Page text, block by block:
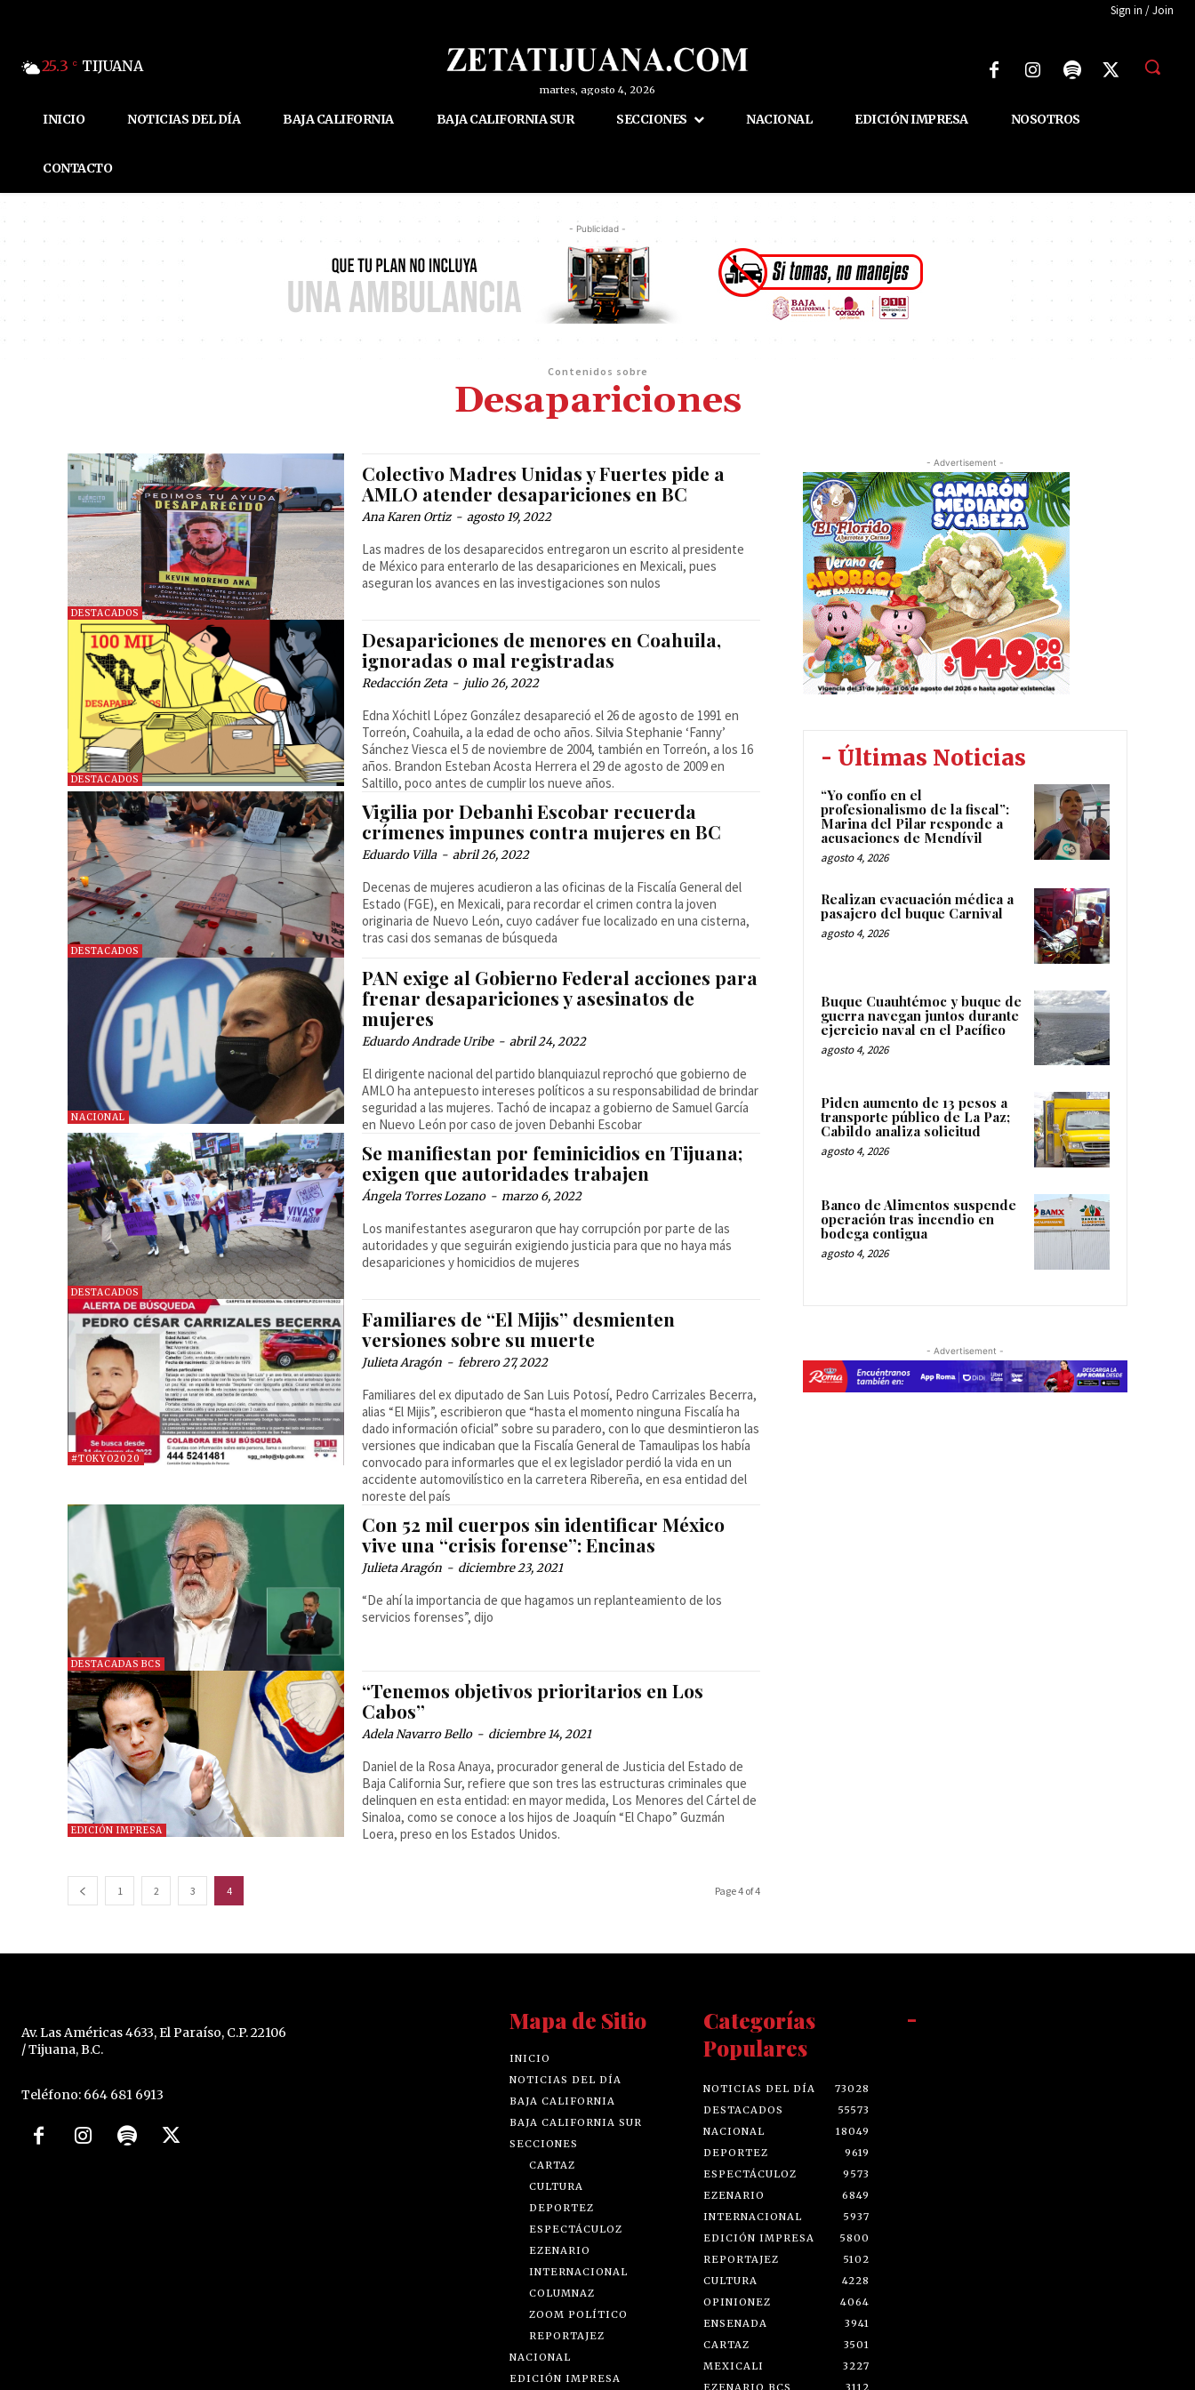
Sign in / Join
25.3 C TIJUANA
martes, agosto 4, 2026
INICIO NOTICIAS DEL DÍA BAJA CALIFORNIA BAJA CALIFORNIA SUR SECCIONES NACIONAL EDICIÓN IMPRESA NOSOTROS
CONTACTO
- Publicidad -
Contenidos sobre
Desapariciones
DESTACADOS
Colectivo Madres Unidas y Fuertes pide a
AMLO atender desapariciones en BC
Ana Karen Ortiz - agosto 19, 2022
Las madres de los desaparecidos entregaron un escrito al presidente
de México para enterarlo de las desapariciones en Mexicali, pues
aseguran los avances en las investigaciones son nulos
DESTACADOS
Desapariciones de menores en Coahuila,
ignoradas o mal registradas
Redacción Zeta - julio 26, 2022
Edna Xóchitl López González desapareció el 26 de agosto de 1991 en
Torreón, Coahuila, a la edad de ocho años. Silvia Stephanie ‘Fanny’
Sánchez Viesca el 5 de noviembre de 2004, también en Torreón, a los 16
años. Brandon Esteban Acosta Herrera el 29 de agosto de 2009 en
Saltillo, poco antes de cumplir los nueve años.
DESTACADOS
Vigilia por Debanhi Escobar recuerda
crímenes impunes contra mujeres en BC
Eduardo Villa - abril 26, 2022
Decenas de mujeres acudieron a las oficinas de la Fiscalía General del
Estado (FGE), en Mexicali, para recordar el crimen contra la joven
originaria de Nuevo León, cuyo cadáver fue localizado en una cisterna,
tras casi dos semanas de búsqueda
NACIONAL
PAN exige al Gobierno Federal acciones para
frenar desapariciones y asesinatos de
mujeres
Eduardo Andrade Uribe - abril 24, 2022
El dirigente nacional del partido blanquiazul reprochó que gobierno de
AMLO ha antepuesto intereses políticos a su responsabilidad de brindar
seguridad a las mujeres. Tachó de incapaz a gobierno de Samuel García
en Nuevo León por caso de joven Debanhi Escobar
DESTACADOS
Se manifiestan por feminicidios en Tijuana;
exigen que autoridades trabajen
Ángela Torres Lozano - marzo 6, 2022
Los manifestantes aseguraron que hay corrupción por parte de las
autoridades y que seguirán exigiendo justicia para que no haya más
desapariciones y homicidios de mujeres
#TOKYO2020
Familiares de “El Mijis” desmienten
versiones sobre su muerte
Julieta Aragón - febrero 27, 2022
Familiares del ex diputado de San Luis Potosí, Pedro Carrizales Becerra,
alias “El Mijis”, escribieron que “hasta el momento ninguna Fiscalía ha
dado información oficial” sobre su paradero, con lo que desmintieron las
versiones que indicaban que la Fiscalía General de Tamaulipas los había
convocado para informarles que el ex legislador perdió la vida en un
accidente automovilístico en la carretera Ribereña, en esa entidad del
noreste del país
DESTACADAS BCS
Con 52 mil cuerpos sin identificar México
vive una “crisis forense”: Encinas
Julieta Aragón - diciembre 23, 2021
“De ahí la importancia de que hagamos un replanteamiento de los
servicios forenses”, dijo
EDICIÓN IMPRESA
“Tenemos objetivos prioritarios en Los
Cabos”
Adela Navarro Bello - diciembre 14, 2021
Daniel de la Rosa Anaya, procurador general de Justicia del Estado de
Baja California Sur, refiere que son tres las estructuras criminales que
delinquen en esta entidad: en mayor medida, Los Menores del Cártel de
Sinaloa, como se conoce a los hijos de Joaquín “El Chapo” Guzmán
Loera, preso en los Estados Unidos.
1 2 3 4 Page 4 of 4
- Advertisement -
- Últimas Noticias
“Yo confío en el
profesionalismo de la fiscal”:
Marina del Pilar responde a
acusaciones de Mendívil
agosto 4, 2026
Realizan evacuación médica a
pasajero del buque Carnival
agosto 4, 2026
Buque Cuauhtémoc y buque de
guerra navegan juntos durante
ejercicio naval en el Pacífico
agosto 4, 2026
Piden aumento de 13 pesos a
transporte público de La Paz;
Cabildo analiza solicitud
agosto 4, 2026
Banco de Alimentos suspende
operación tras incendio en
bodega contigua
agosto 4, 2026
- Advertisement -
Av. Las Américas 4633, El Paraíso, C.P. 22106
/ Tijuana, B.C.
Teléfono: 664 681 6913
Mapa de Sitio
INICIO
NOTICIAS DEL DÍA
BAJA CALIFORNIA
BAJA CALIFORNIA SUR
SECCIONES
CARTAZ
CULTURA
DEPORTEZ
ESPECTÁCULOZ
EZENARIO
INTERNACIONAL
COLUMNAZ
ZOOM POLÍTICO
REPORTAJEZ
NACIONAL
EDICIÓN IMPRESA
Categorías
Populares
NOTICIAS DEL DÍA
73028
DESTACADOS
55573
NACIONAL
18049
DEPORTEZ
9619
ESPECTÁCULOZ
9573
EZENARIO
6849
INTERNACIONAL
5937
EDICIÓN IMPRESA
5800
REPORTAJEZ
5102
CULTURA
4228
OPINIONEZ
4064
ENSENADA
3941
CARTAZ
3501
MEXICALI
3227
EZENARIO BCS
3112
-